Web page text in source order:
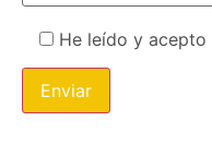
He leído y acepto